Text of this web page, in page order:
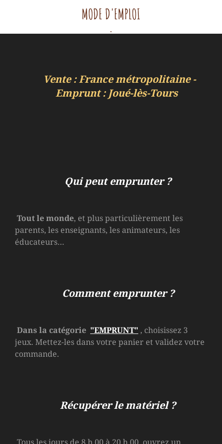
MODE D'EMPLOI
.
Vente : France métropolitaine -
Emprunt : Joué-lès-Tours
Qui peut emprunter ?
Tout le monde, et plus particulièrement les
parents, les enseignants, les animateurs, les
éducateurs…
Comment emprunter ?
Dans la catégorie "EMPRUNT" , choisissez 3
jeux. Mettez-les dans votre panier et validez votre
commande.
Récupérer le matériel ?